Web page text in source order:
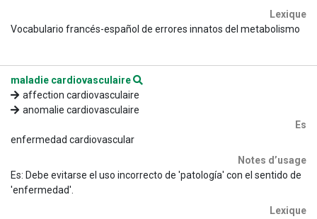
Lexique
Vocabulario francés-español de errores innatos del metabolismo
maladie cardiovasculaire
affection cardiovasculaire
anomalie cardiovasculaire
Es
enfermedad cardiovascular
Notes d’usage
Es: Debe evitarse el uso incorrecto de 'patología' con el sentido de
'enfermedad'.
Lexique